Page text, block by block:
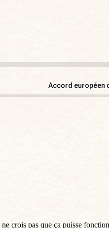
Accord européen
crois pas que ça puisse